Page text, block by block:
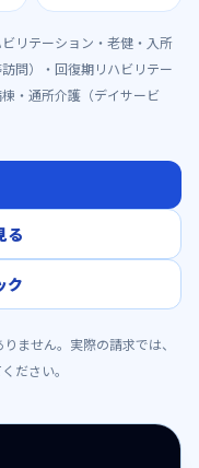
リテーション・老健・入所
問）・回復期リハビリテー
・通所介護（デイサービ
る
ク
ません。実際の請求では、
ださい。